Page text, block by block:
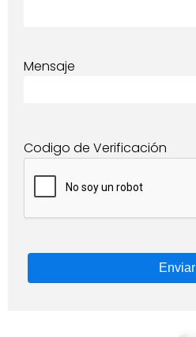
Mensaje
Codigo de Verificación
Enviar